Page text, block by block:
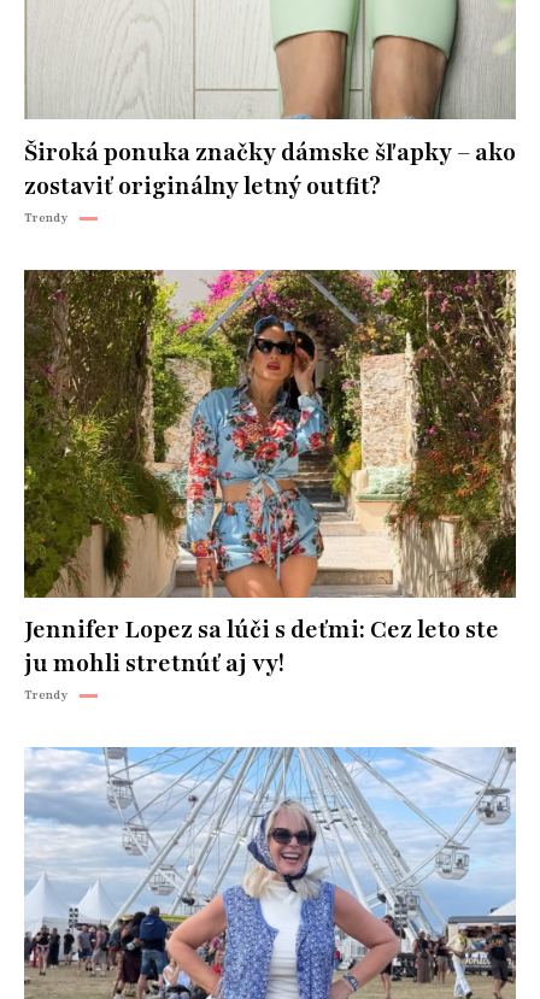
Široká ponuka značky dámske šľapky – ako
zostaviť originálny letný outfit?
Trendy
Jennifer Lopez sa lúči s deťmi: Cez leto ste
ju mohli stretnúť aj vy!
Trendy